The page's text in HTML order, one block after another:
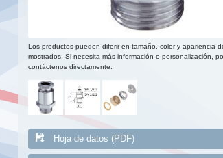
Los productos pueden diferir en tamaño, color y apariencia
mostrados. Si necesita más información o personalización,
contáctenos directamente.
Hoja de datos (PDF)